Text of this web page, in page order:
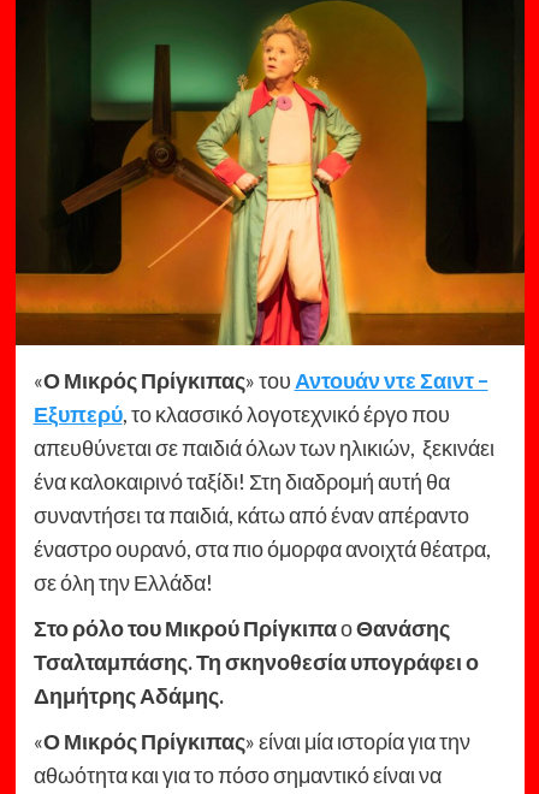
«Ο Μικρός Πρίγκιπας» του Αντουάν ντε Σαιντ –
Εξυπερύ, το κλασσικό λογοτεχνικό έργο που
απευθύνεται σε παιδιά όλων των ηλικιών, ξεκινάει
ένα καλοκαιρινό ταξίδι! Στη διαδρομή αυτή θα
συναντήσει τα παιδιά, κάτω από έναν απέραντο
έναστρο ουρανό, στα πιο όμορφα ανοιχτά θέατρα,
σε όλη την Ελλάδα!
Στο ρόλο του Μικρού ΠρίγκιπαοΘανάσης
Τσαλταμπάσης. Τη σκηνοθεσία υπογράφει ο
Δημήτρης Αδάμης.
«Ο Μικρός Πρίγκιπας» είναι μία ιστορία για την
αθωότητα και για το πόσο σημαντικό είναι να